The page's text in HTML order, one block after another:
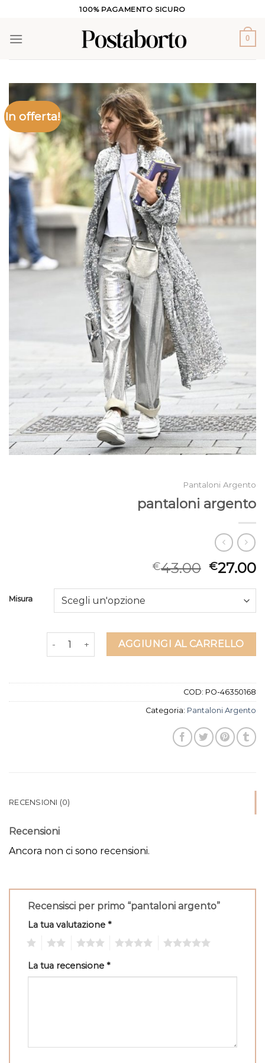
contenuti
100% PAGAMENTO SICURO
0
In offerta!
Pantaloni Argento
pantaloni argento
€43.00 €27.00
Misura
pantaloni argento quantitàAGGIUNGI AL CARRELLO
COD: PO-46350168
Categoria: Pantaloni Argento
RECENSIONI (0)
Recensioni
Ancora non ci sono recensioni.
Recensisci per primo “pantaloni argento”
La tua valutazione *
La tua recensione *